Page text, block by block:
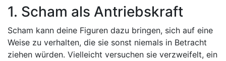
1. Scham als Antriebskraft
Scham kann deine Figuren dazu bringen, sich auf eine
Weise zu verhalten, die sie sonst niemals in Betracht
ziehen würden. Vielleicht versuchen sie verzweifelt, ein